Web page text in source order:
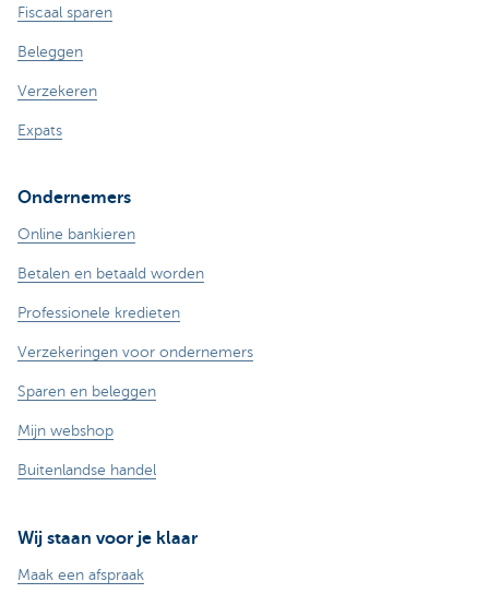
Fiscaal sparen
Beleggen
Verzekeren
Expats
Ondernemers
Online bankieren
Betalen en betaald worden
Professionele kredieten
Verzekeringen voor ondernemers
Sparen en beleggen
Mijn webshop
Buitenlandse handel
Wij staan voor je klaar
Maak een afspraak